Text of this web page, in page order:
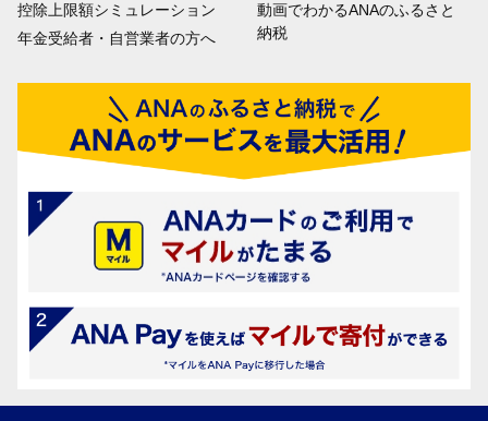
控除上限額シミュレーション
年金受給者・自営業者の方へ
動画でわかるANAのふるさと
納税